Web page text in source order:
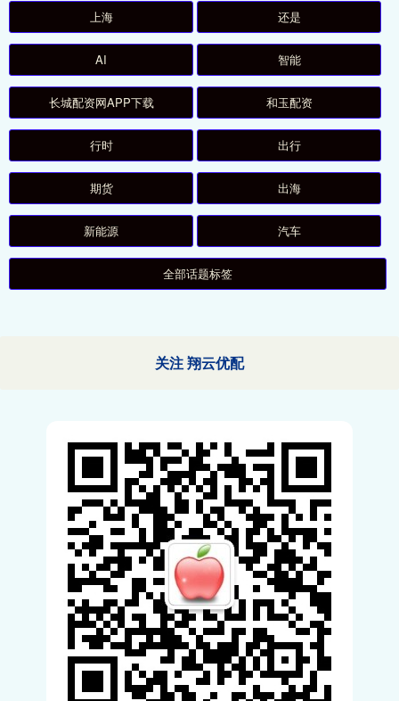
上海 还是
AI 智能
长城配资网APP下载 和玉配资
行时 出行
期货 出海
新能源 汽车
全部话题标签
关注 翔云优配